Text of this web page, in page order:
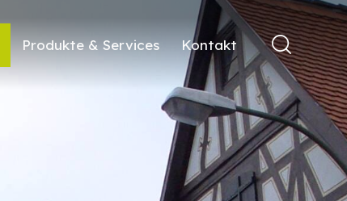
Produkte & Services Kontakt